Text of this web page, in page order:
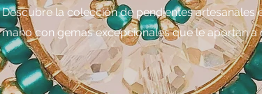
Descubre la colección de pendientes
mano con gemas excepcionales que le aportan